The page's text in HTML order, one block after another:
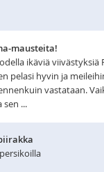
mausteita!
ikäviä viivästyksiä
pelasi hyvin ja
vastataan.
...